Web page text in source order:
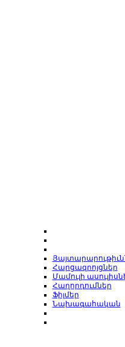
Հարցազրոյցներ
Մամուլի
Հաղորդումներ
Ֆիլմեր
Նախագահական